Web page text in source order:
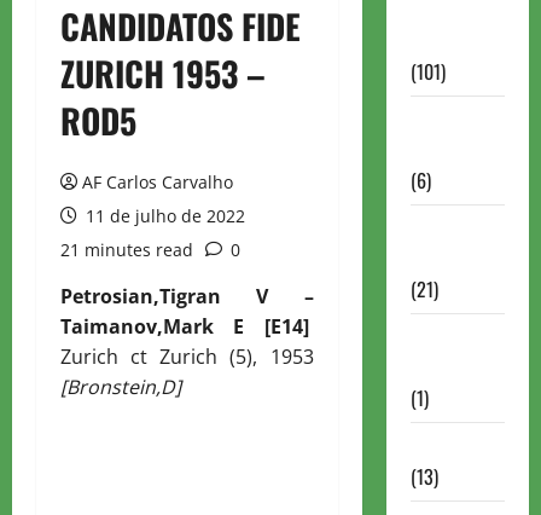
CANDIDATOS FIDE
ZURICH 1953 –
ROD5
AF Carlos Carvalho
11 de julho de 2022
21 minutes read
0
Petrosian,Tigran V –
Taimanov,Mark E [E14]
Zurich ct Zurich (5), 1953
[Bronstein,D]
(101)
(6)
(21)
(1)
(13)